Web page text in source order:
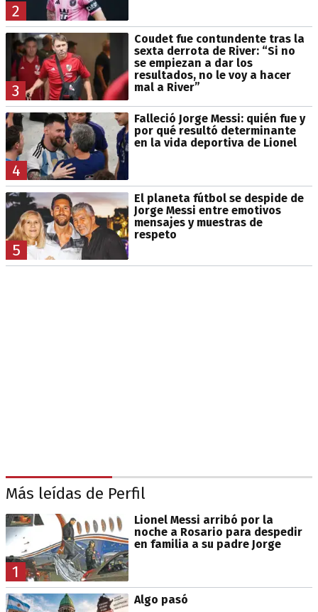
2
3
Coudet fue contundente tras la
sexta derrota de River: “Si no
se empiezan a dar los
resultados, no le voy a hacer
mal a River”
4
Falleció Jorge Messi: quién fue y
por qué resultó determinante
en la vida deportiva de Lionel
5
El planeta fútbol se despide de
Jorge Messi entre emotivos
mensajes y muestras de
respeto
Más leídas de Perfil
1
Lionel Messi arribó por la
noche a Rosario para despedir
en familia a su padre Jorge
Algo pasó